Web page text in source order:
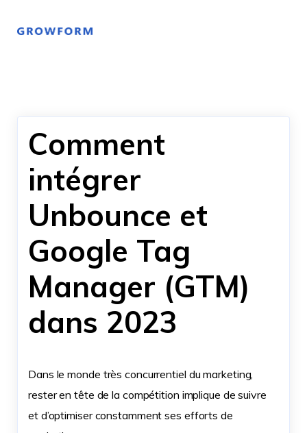
Comment
intégrer
Unbounce et
Google Tag
Manager (GTM)
dans ‍2023
Dans le monde très concurrentiel du marketing,
rester en tête de la compétition implique de suivre
et d’optimiser constamment ses efforts de